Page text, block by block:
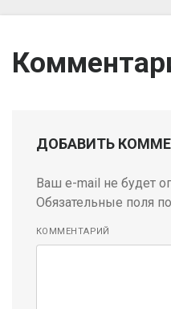
ДОБАВИТЬ
Ваш e-mail не будет
Обязательные поля
КОММЕНТАРИЙ